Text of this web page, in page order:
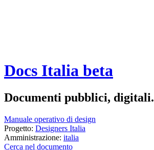
Docs Italia beta
Documenti pubblici, digitali.
Manuale operativo di design
Progetto: Designers Italia
Amministrazione: italia
Cerca nel documento